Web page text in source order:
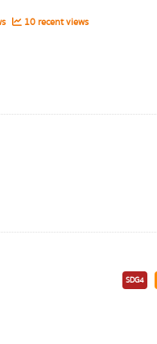
10 recent views
SDG4